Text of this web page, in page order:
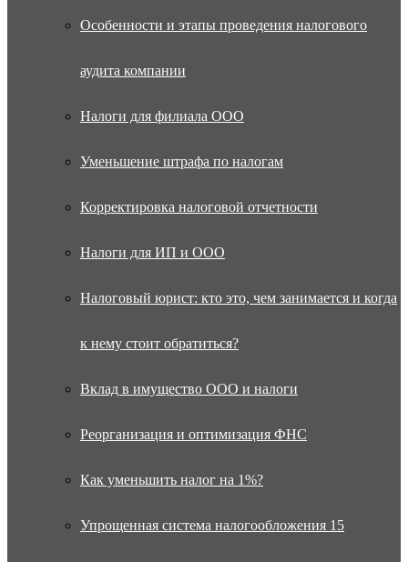
Особенности и этапы проведения налогового
аудита компании
Налоги для филиала ООО
Уменьшение штрафа по налогам
Корректировка налоговой отчетности
Налоги для ИП и ООО
Налоговый юрист: кто это, чем занимается и когда
к нему стоит обратиться?
Вклад в имущество ООО и налоги
Реорганизация и оптимизация ФНС
Как уменьшить налог на 1%?
Упрощенная система налогообложения 15